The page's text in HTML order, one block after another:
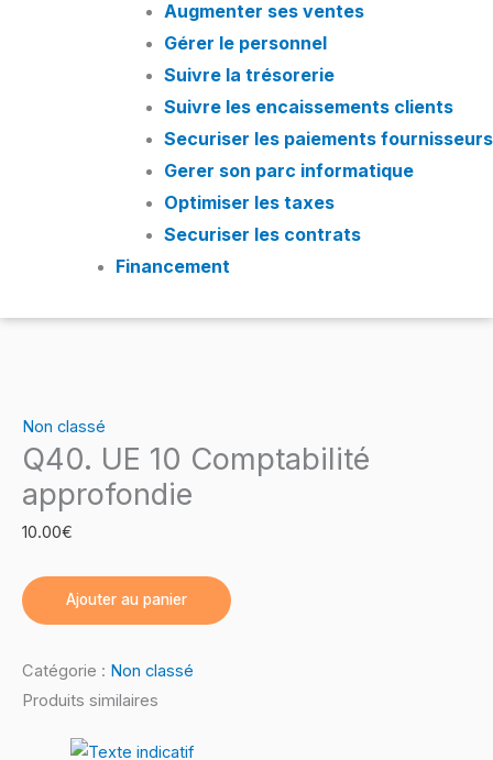
Augmenter ses ventes
Gérer le personnel
Suivre la trésorerie
Suivre les encaissements clients
Securiser les paiements fournisseurs
Gerer son parc informatique
Optimiser les taxes
Securiser les contrats
Financement
Non classé
Q40. UE 10 Comptabilité
approfondie
10.00€
Ajouter au panier
Catégorie : Non classé
Produits similaires